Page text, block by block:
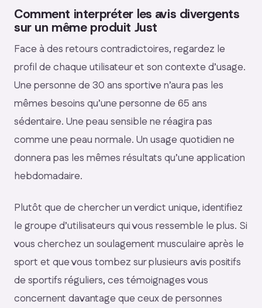
Comment interpréter les avis divergents
sur un même produit Just
Face à des retours contradictoires, regardez le
profil de chaque utilisateur et son contexte d’usage.
Une personne de 30 ans sportive n’aura pas les
mêmes besoins qu’une personne de 65 ans
sédentaire. Une peau sensible ne réagira pas
comme une peau normale. Un usage quotidien ne
donnera pas les mêmes résultats qu’une application
hebdomadaire.
Plutôt que de chercher un verdict unique, identifiez
le groupe d’utilisateurs qui vous ressemble le plus. Si
vous cherchez un soulagement musculaire après le
sport et que vous tombez sur plusieurs avis positifs
de sportifs réguliers, ces témoignages vous
concernent davantage que ceux de personnes